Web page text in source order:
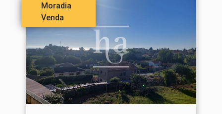
Moradia
Venda